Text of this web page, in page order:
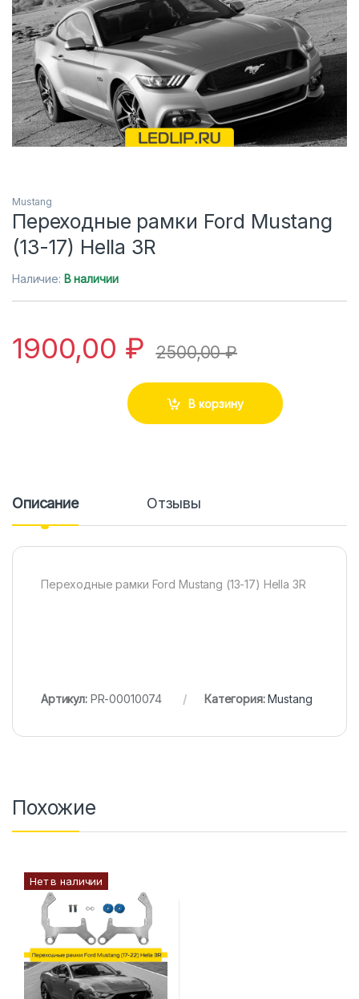
Mustang
Переходные рамки Ford Mustang
(13-17) Hella 3R
Наличие: В наличии
1900,00 ₽ 2500,00₽
В корзину
Описание Отзывы
Переходные рамки Ford Mustang (13-17) Hella 3R
Артикул: PR-00010074 Категория:Mustang
Похожие
Нет в наличии